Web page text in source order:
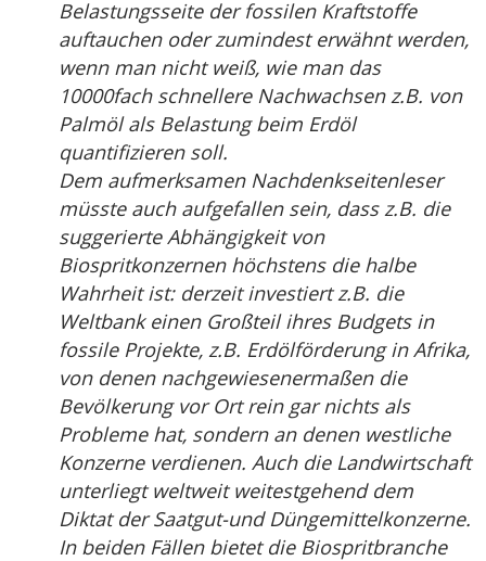
Belastungsseite der fossilen Kraftstoffe
auftauchen oder zumindest erwähnt werden,
wenn man nicht weiß, wie man das
10000fach schnellere Nachwachsen z.B. von
Palmöl als Belastung beim Erdöl
quantifizieren soll.
Dem aufmerksamen Nachdenkseitenleser
müsste auch aufgefallen sein, dass z.B. die
suggerierte Abhängigkeit von
Biospritkonzernen höchstens die halbe
Wahrheit ist: derzeit investiert z.B. die
Weltbank einen Großteil ihres Budgets in
fossile Projekte, z.B. Erdölförderung in Afrika,
von denen nachgewiesenermaßen die
Bevölkerung vor Ort rein gar nichts als
Probleme hat, sondern an denen westliche
Konzerne verdienen. Auch die Landwirtschaft
unterliegt weltweit weitestgehend dem
Diktat der Saatgut-und Düngemittelkonzerne.
In beiden Fällen bietet die Biospritbranche